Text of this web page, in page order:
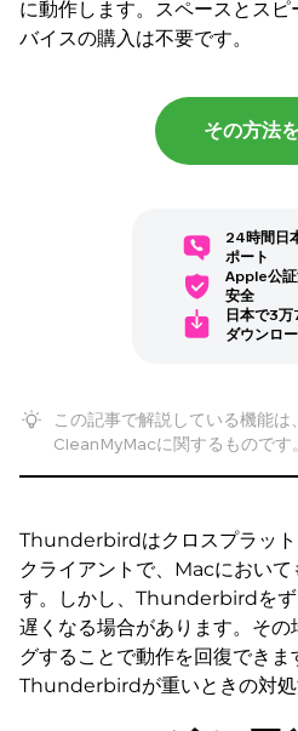
に動作します。スペースとス
バイスの購入は不要です。
その方法
24時間日
ポート
Apple公証
安全
日本で3
ダウンロ
この記事で解説している機能
CleanMyMacに関するものです。
Thunderbirdはクロスプラット
クライアントで、Macにおい
す。しかし、Thunderbirdをず
遅くなる場合があります。そ
グすることで動作を回復でき
Thunderbirdが重いときの対処